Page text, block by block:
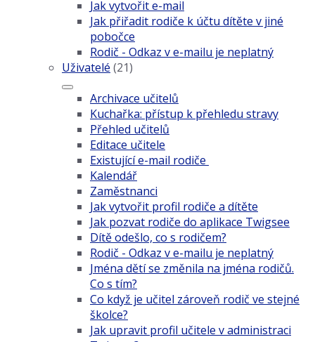
Jak vytvořit e-mail
Jak přiřadit rodiče k účtu dítěte v jiné
pobočce
Rodič - Odkaz v e-mailu je neplatný
Uživatelé (21)
Archivace učitelů
Kuchařka: přístup k přehledu stravy
Přehled učitelů
Editace učitele
Existující e-mail rodiče
Kalendář
Zaměstnanci
Jak vytvořit profil rodiče a dítěte
Jak pozvat rodiče do aplikace Twigsee
Dítě odešlo, co s rodičem?
Rodič - Odkaz v e-mailu je neplatný
Jména dětí se změnila na jména rodičů.
Co s tím?
Co když je učitel zároveň rodič ve stejné
školce?
Jak upravit profil učitele v administraci